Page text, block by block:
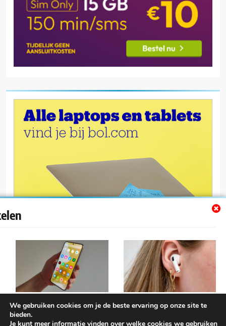
Maak je telefoon slimmer!
Tien onmisbare
Apple AirPods Pro 2
Draadloze Oortjes:
We gebruiken cookies om je de beste ervaring op onze site te
bieden.
Je kunt meer informatie vinden over welke cookies we gebruiken